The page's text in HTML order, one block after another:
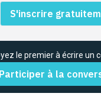
S'inscrire
le premier à écrire un
Participer à la